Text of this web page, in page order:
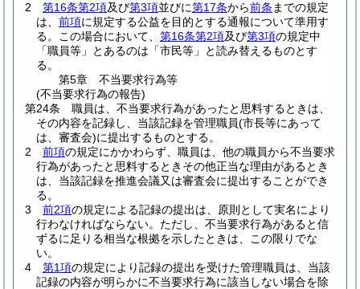
2
第16条第2項及び第3項並びに第17条から前条 までの規定
は、 前項に規定する公益を目的とする通報について準用す
る。
この場合において、 第16条第2項及び第3項の規定中
「職員等」とあるのは「市民等」と読み替えるものとす
る。
第5章
不当要求行為等
(不当要求行為の報告)
第24条
職員は、不当要求行為があったと思料するときは、
その内容を記録し、当該記録を管理職員(市長等にあって
は、審査会)に提出するものとする。
2
前項の規定にかかわらず、職員は、他の職員から不当要求
行為があったと思料するときその他正当な理由があるとき
は、当該記録を推進会議又は審査会に提出することができ
る。
3
前2項の規定による記録の提出は、原則として実名により
行わなければならない。 ただし、不当要求行為があると信
ずるに足りる相当な根拠を示したときは、この限りでな
い。
4
第1項の規定により記録の提出を受けた管理職員は、当該
記録の内容が明らかに不当要求行為に該当しない場合を除